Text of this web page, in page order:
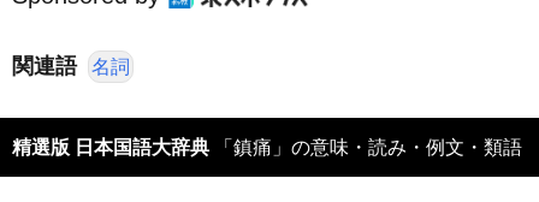
関連語 名詞
精選版 日本国語大辞典 「鎮痛」の意味・読み・例文・類語